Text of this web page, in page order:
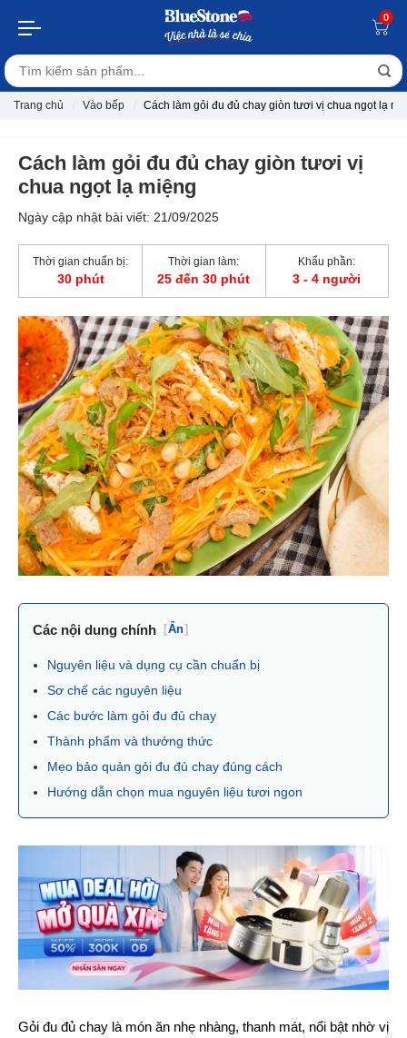
0
Trang chủ Vào bếp Cách làm gỏi đu đủ chay giòn tươi vị chua ngọt lạ
Cách làm gỏi đu đủ chay giòn tươi vị
chua ngọt lạ miệng
Ngày cập nhật bài viết: 21/09/2025
Thời gian chuẩn bị:
30 phút
Thời gian làm:
25 đến 30 phút
Khẩu phần:
3 - 4 người
Các nội dung chính [Ẩn]
Nguyên liệu và dụng cụ cần chuẩn bị
Sơ chế các nguyên liệu
Các bước làm gỏi đu đủ chay
Thành phẩm và thưởng thức
Mẹo bảo quản gỏi đu đủ chay đúng cách
Hướng dẫn chọn mua nguyên liệu tươi ngon
Gỏi đu đủ chay là món ăn nhẹ nhàng, thanh mát, nổi bật nhờ vị